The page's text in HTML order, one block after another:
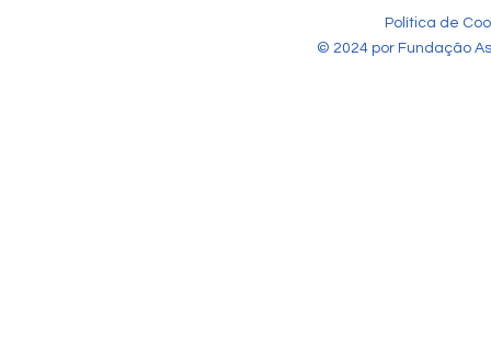
Política de
© 2024 por Fundação